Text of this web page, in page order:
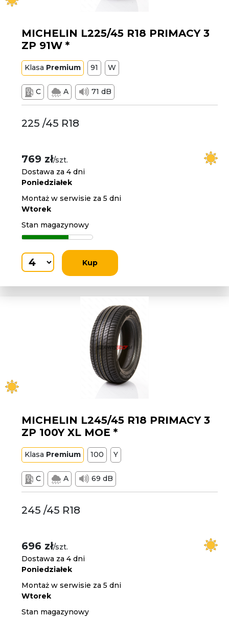
MICHELIN L225/45 R18 PRIMACY 3
ZP 91W *
Klasa Premium 91 W
C A 71 dB
225 /45 R18
769 zł/szt.
Dostawa za 4 dni
Poniedziałek
Montaż w serwisie za 5 dni
Wtorek
Stan magazynowy
Kup
MICHELIN L245/45 R18 PRIMACY 3
ZP 100Y XL MOE *
Klasa Premium 100 Y
C A 69 dB
245 /45 R18
696 zł/szt.
Dostawa za 4 dni
Poniedziałek
Montaż w serwisie za 5 dni
Wtorek
Stan magazynowy